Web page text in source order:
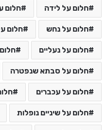
חלום על לידה חלום
חלום על נחש חלום
חלום על נעליים
חלום על סבתא שנפטרה
חלום על עכברים
חלום על שיניים נופלות